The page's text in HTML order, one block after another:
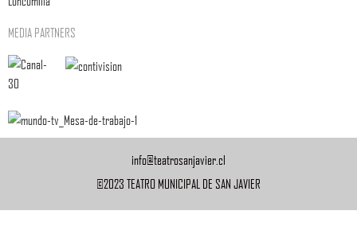
MEDIA PARTNERS
info@teatrosanjavier.cl
©2023 TEATRO MUNICIPAL DE SAN JAVIER